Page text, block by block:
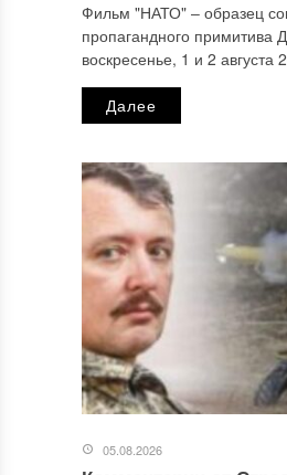
Этот сайт использует Akismet
Узнайте, как обрабатываются
персональных данных.
Фильм "НАТО" ‒ образец
пропагандного примитива
воскресенье, 1 и 2 августа
Далее
05.08.2026